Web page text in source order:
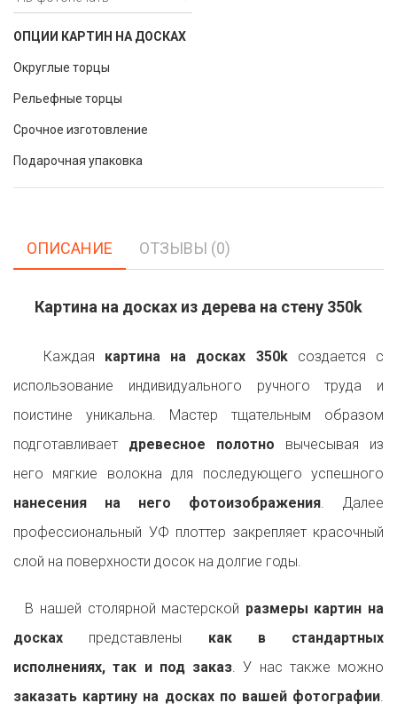
ОПЦИИ КАРТИН НА ДОСКАХ
Округлые торцы
Рельефные торцы
Срочное изготовление
Подарочная упаковка
ОПИСАНИЕ ОТЗЫВЫ (0)
Картина на досках из дерева на стену 350k
Каждая картина на досках 350kсоздается с
использование индивидуального ручного труда и
поистине уникальна. Мастер тщательным образом
подготавливает древесное полотно вычесывая из
него мягкие волокна для последующего успешного
нанесения на него фотоизображения. Далее
профессиональный УФ плоттер закрепляет красочный
слой на поверхности досок на долгие годы.
В нашей столярной мастерской размеры картин на
досках представлены как в стандартных
исполнениях, так и под заказ. У нас также можно
заказать картину на досках по вашей фотографии.